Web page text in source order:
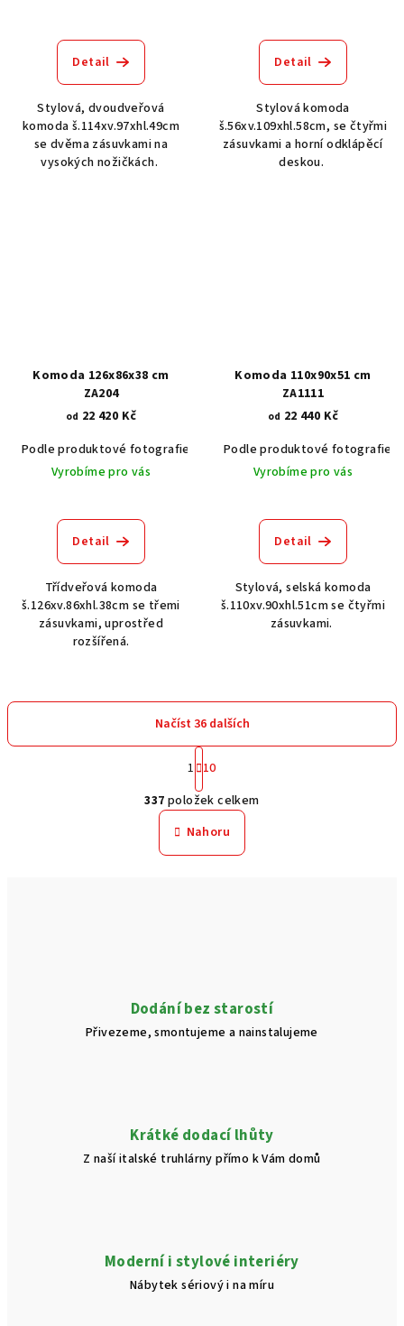
Detail
Stylová, dvoudveřová
komoda š.114xv.97xhl.49cm
se dvěma zásuvkami na
vysokých nožičkách.
Detail
Stylová komoda
š.56xv.109xhl.58cm, se čtyřmi
zásuvkami a horní odklápěcí
deskou.
Komoda 126x86x38 cm
ZA204
od 22 420 Kč
Podle produktové fotografie
Akát vintage BT1551
Dub světlý
Vyrobíme pro vás
Detail
Třídveřová komoda
š.126xv.86xhl.38cm se třemi
zásuvkami, uprostřed
rozšířená.
Komoda 110x90x51 cm
ZA1111
od 22 440 Kč
Podle produktové fotografie
Vyrobíme pro vás
Detail
Stylová, selská komoda
š.110xv.90xhl.51cm se čtyřmi
zásuvkami.
O
v
l
á
k
y
s
u
Načíst 36 dalších
S
t
r
á
n
k
o
1 10
337 položek celkem
Nahoru
Dodání bez starostí
Přivezeme, smontujeme a nainstalujeme
Krátké dodací lhůty
Z naší italské truhlárny přímo k Vám domů
Moderní i stylové interiéry
Nábytek sériový i na míru